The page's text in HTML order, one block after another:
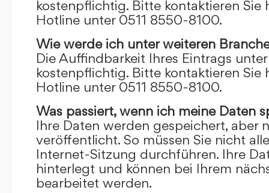
kostenpflichtig. Bitte kontaktieren Sie
Hotline unter 0511 8550-8100.
Wie werde ich unter weiteren
Die Auffindbarkeit Ihres Eintrags
kostenpflichtig. Bitte kontaktieren Sie
Hotline unter 0511 8550-8100.
Was passiert, wenn ich meine Daten
Ihre Daten werden gespeichert, aber
veröffentlicht. So müssen Sie nicht
Internet-Sitzung durchführen. Ihre
hinterlegt und können bei Ihrem
bearbeitet werden.